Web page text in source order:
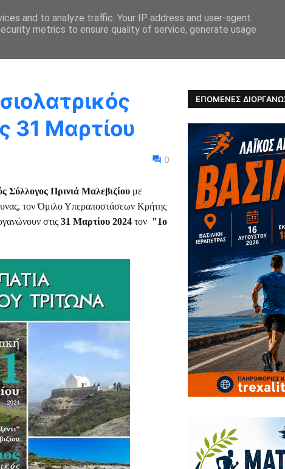
ΑΠΟΤΕΛΕΣΜΑΤΑ ULTRARUNNING ΠΡΟΣΩΠΑ
31 Μαρτίου
0
Σύλλογος Πρινιά Μαλεβιζίου με
τον Όμιλο Υπεραποστάσεων Κρήτης
στις 31 Μαρτίου 2024 τον "1ο
ΕΠΟΜΕΝΕΣ
and to analyze traffic. Your IP address and user-agent
metrics to ensure quality of service, generate usage